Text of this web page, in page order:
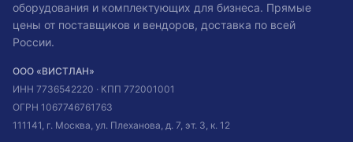
оборудования и комплектующих для бизнеса. Прямые
цены от поставщиков и вендоров, доставка по всей
России.
ООО «ВИСТЛАН»
ИНН 7736542220 · КПП 772001001
ОГРН 1067746761763
111141, г. Москва, ул. Плеханова, д. 7, эт. 3, к. 12